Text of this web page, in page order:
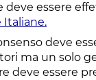
deve essere
Italiane.
deve
ma un solo
deve essere